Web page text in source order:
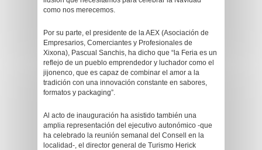
como nos merecemos.
Por su parte, el presidente de la AEX (Asociación de
Empresarios, Comerciantes y Profesionales de
Xixona), Pascual Sanchis, ha dicho que “la Feria es un
reflejo de un pueblo emprendedor y luchador como el
jijonenco, que es capaz de combinar el amor a la
tradición con una innovación constante en sabores,
formatos y packaging”.
Al acto de inauguración ha asistido también una
amplia representación del ejecutivo autonómico -que
ha celebrado la reunión semanal del Consell en la
localidad-, el director general de Turismo Herick